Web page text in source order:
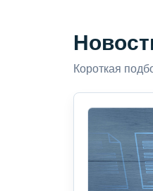
Короткая